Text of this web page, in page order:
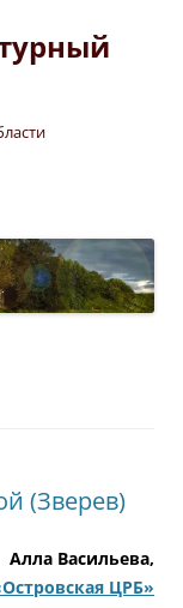
(Зверев)
Алла Васильева,
ЦРБ»